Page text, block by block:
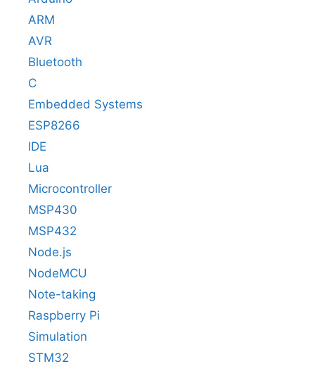
ARM
AVR
Bluetooth
C
Embedded Systems
ESP8266
IDE
Lua
Microcontroller
MSP430
MSP432
Node.js
NodeMCU
Note-taking
Raspberry Pi
Simulation
STM32